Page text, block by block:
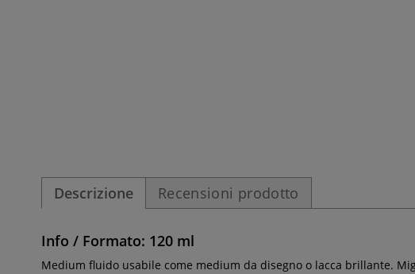
Descrizione Recensioni prodotto
Info / Formato: 120 ml
Medium fluido usabile come medium da disegno o lacca brillante.